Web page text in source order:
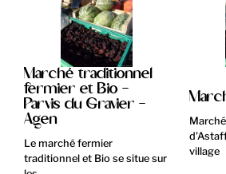
Marché traditionnel
fermier et Bio -
Parvis du Gravier -
Agen
Le marché fermier
traditionnel et Bio se situe sur
village